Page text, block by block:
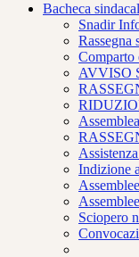
Bacheca
Snadir
Comparto
AVVISO
Indizione
Sciopero